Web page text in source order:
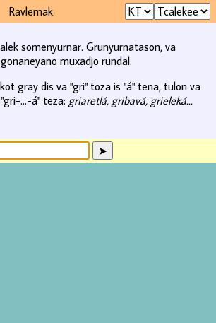
Ravlemak
somenyurnar. Grunyurnatason, va
muxadjo rundal.
gray dis va "gri" toza is "á" tena, tulon va
...-á" teza: griaretlá, gribavá, grieleká...